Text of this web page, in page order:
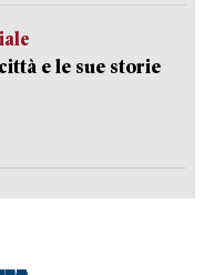
e le sue storie